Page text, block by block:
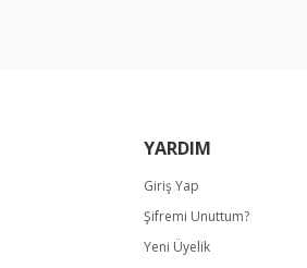
YARDIM
Giriş Yap
Şifremi Unuttum?
Yeni Üyelik